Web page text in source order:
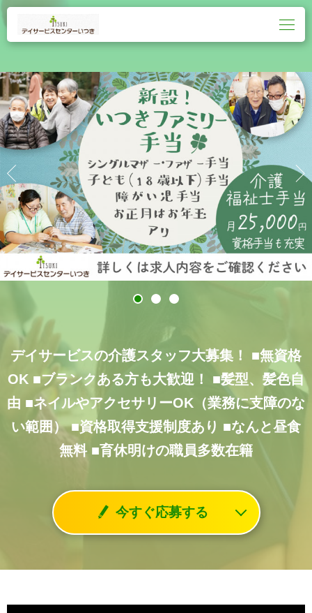
デイサービスの介護スタッフ大募集！
■無資格
OK ■ブランクある方も大歓迎！
■髪型、髪色自
由 ■ネイルやアクセサリーOK（業務に支障のな
い範囲）■資格取得支援制度あり ■なんと昼食
無料■育休明けの職員多数在籍
今すぐ応募する